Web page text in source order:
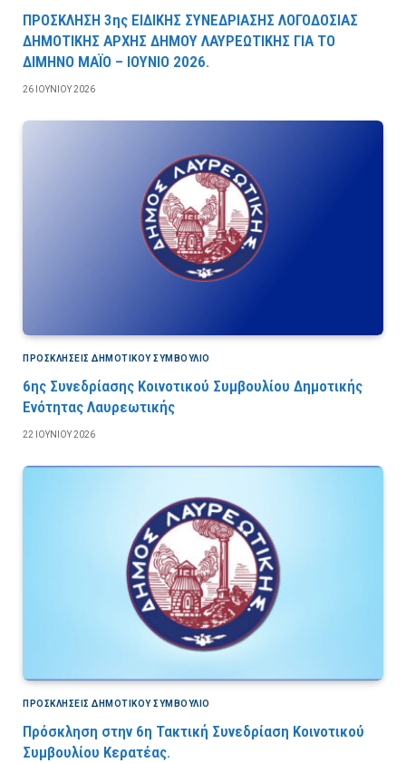
ΠΡΟΣΚΛΗΣΗ 3ης ΕΙΔΙΚΗΣ ΣΥΝΕΔΡΙΑΣΗΣ ΛΟΓΟΔΟΣΙΑΣ
ΔΗΜΟΤΙΚΗΣ ΑΡΧΗΣ ΔΗΜΟΥ ΛΑΥΡΕΩΤΙΚΗΣ ΓΙΑ ΤΟ
ΔΙΜΗΝΟ ΜΑΪΟ – ΙΟΥΝΙΟ 2026.
26 ΙΟΥΝΊΟΥ 2026
ΠΡΟΣΚΛΉΣΕΙΣ ΔΗΜΟΤΙΚΟΎ ΣΥΜΒΟΎΛΙΟ
6ης Συνεδρίασης Κοινοτικού Συμβουλίου Δημοτικής
Ενότητας Λαυρεωτικής
22 ΙΟΥΝΊΟΥ 2026
ΠΡΟΣΚΛΉΣΕΙΣ ΔΗΜΟΤΙΚΟΎ ΣΥΜΒΟΎΛΙΟ
Πρόσκληση στην 6η Τακτική Συνεδρίαση Κοινοτικού
Συμβουλίου Κερατέας.